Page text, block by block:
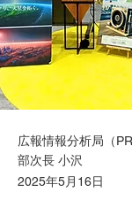
広報情報分析局（
部次長 小沢
2025年5月16日